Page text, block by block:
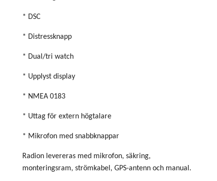
* DSC
* Distressknapp
* Dual/tri watch
* Upplyst display
* NMEA 0183
* Uttag för extern högtalare
* Mikrofon med snabbknappar
Radion levereras med mikrofon, säkring,
monteringsram, strömkabel, GPS-antenn och manual.